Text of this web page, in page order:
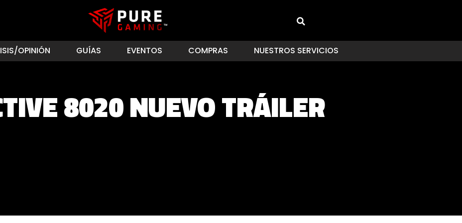
OPINIÓN GUÍAS EVENTOS COMPRAS NUESTROS SERVICIOS
8020 NUEVO TRÁILER